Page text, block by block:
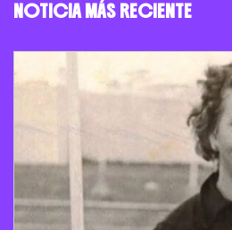
NOTICIA MÁS RECIENTE